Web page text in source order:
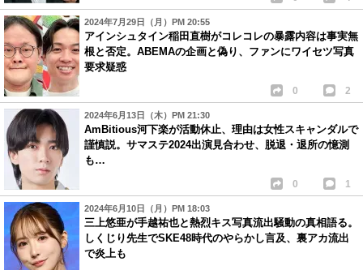
2024年7月29日（月）PM 20:55
アインシュタイン稲田直樹がコレコレの暴露内容は事実無
根と否定。ABEMAの企画と偽り、ファンにワイセツ写真
要求疑惑
0 2
2024年6月13日（木）PM 21:30
AmBitious河下楽が活動休止、理由は女性スキャンダルで
謹慎説。サマステ2024出演見合わせ、脱退・退所の憶測
も…
0 1
2024年6月10日（月）PM 18:03
三上悠亜が手越祐也と熱烈キス写真流出騒動の真相語る。
しくじり先生でSKE48時代のやらかし言及、裏アカ流出
で炎上も